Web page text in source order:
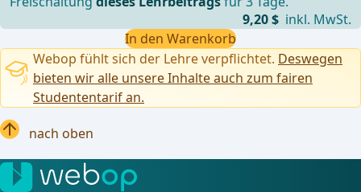
9,20 $ inkl. MwSt.
In den Warenkorb
Webop fühlt sich der Lehre verpflichtet. Deswegen
bieten wir alle unsere Inhalte auch zum fairen
Studententarif an.
nach oben